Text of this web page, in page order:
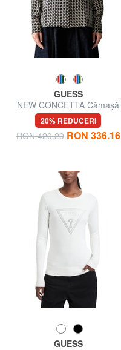
GUESS
NEW CONCETTA Cămaşă
20% REDUCERI
RON 420.20 RON 336.16
GUESS